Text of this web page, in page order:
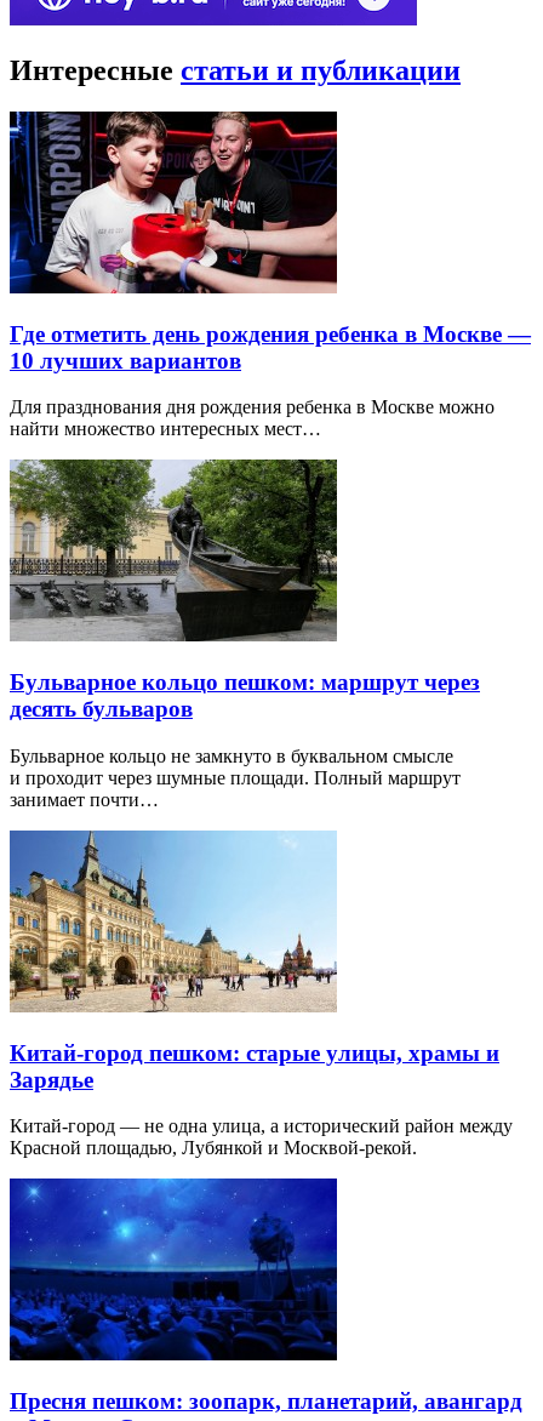
Интересные статьи и публикации
Где отметить день рождения ребенка в Москве —
10 лучших вариантов
Для празднования дня рождения ребенка в Москве можно
найти множество интересных мест…
Бульварное кольцо пешком: маршрут через
десять бульваров
Бульварное кольцо не замкнуто в буквальном смысле
и проходит через шумные площади. Полный маршрут
занимает почти…
Китай-город пешком: старые улицы, храмы и
Зарядье
Китай-город — не одна улица, а исторический район между
Красной площадью, Лубянкой и Москвой-рекой.
Пресня пешком: зоопарк, планетарий, авангард